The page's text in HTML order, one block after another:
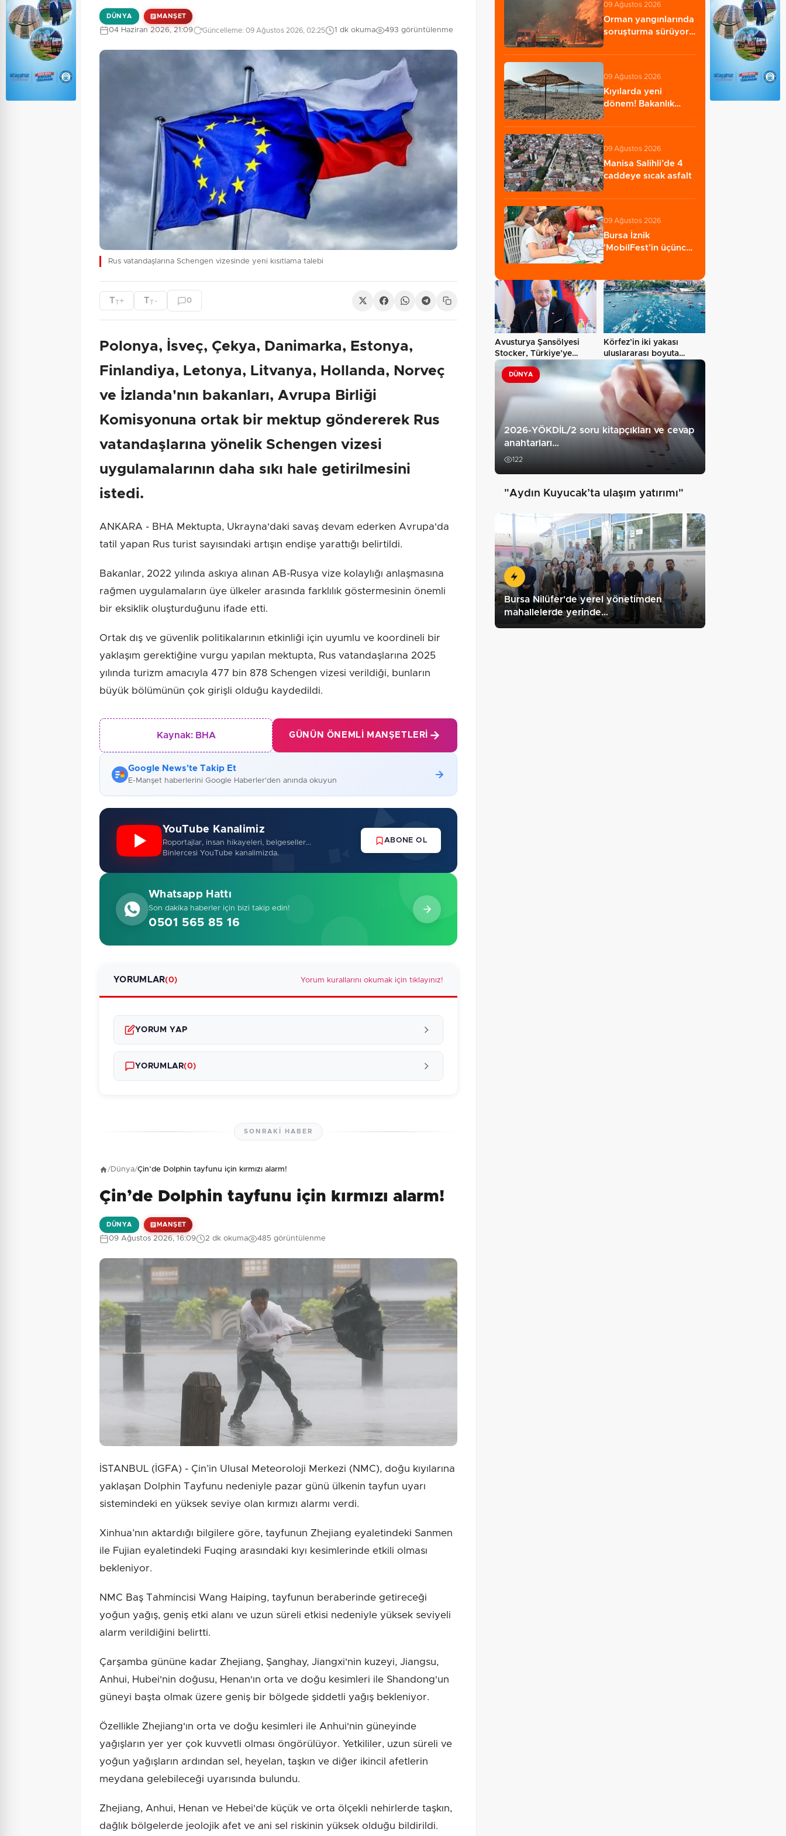
DÜNYA MANŞET
04 Haziran 2026, 21:09 Güncelleme: 09 Ağustos 2026, 02:25 1 dk okuma 493 görüntülenme
Rus vatandaşlarına Schengen vizesinde yeni kısıtlama talebi
TT+ TT - 0
Polonya, İsveç, Çekya, Danimarka, Estonya,
Finlandiya, Letonya, Litvanya, Hollanda, Norveç
ve İzlanda'nın bakanları, Avrupa Birliği
Komisyonuna ortak bir mektup göndererek Rus
vatandaşlarına yönelik Schengen vizesi
uygulamalarının daha sıkı hale getirilmesini
istedi.
ANKARA - BHA Mektupta, Ukrayna'daki savaş devam ederken Avrupa'da
tatil yapan Rus turist sayısındaki artışın endişe yarattığı belirtildi.
Bakanlar, 2022 yılında askıya alınan AB-Rusya vize kolaylığı anlaşmasına
rağmen uygulamaların üye ülkeler arasında farklılık göstermesinin önemli
bir eksiklik oluşturduğunu ifade etti.
Ortak dış ve güvenlik politikalarının etkinliği için uyumlu ve koordineli bir
yaklaşım gerektiğine vurgu yapılan mektupta, Rus vatandaşlarına 2025
yılında turizm amacıyla 477 bin 878 Schengen vizesi verildiği, bunların
büyük bölümünün çok girişli olduğu kaydedildi.
Kaynak: BHA GÜNÜN ÖNEMLI MANŞETLERI
Google News'te Takip Et
E-Manşet haberlerini Google Haberler'den anında okuyun
YouTube Kanalimiz
Roportajlar, insan hikayeleri, belgeseller...
Binlercesi YouTube kanalimizda.
ABONE OL
Whatsapp Hattı
Son dakika haberler için bizi takip edin!
0501 565 85 16
YORUMLAR(0) Yorum kurallarını okumak için tıklayınız!
YORUM YAP
Güvenlik Sorusu: 10 + 7 = ? Gönder
YORUMLAR(0)
SONRAKI HABER
/Dünya/Çin’de Dolphin tayfunu için kırmızı alarm!
Çin’de Dolphin tayfunu için kırmızı alarm!
DÜNYA MANŞET
09 Ağustos 2026, 16:09 2 dk okuma 485 görüntülenme
İSTANBUL (İGFA) - Çin’in Ulusal Meteoroloji Merkezi (NMC), doğu kıyılarına
yaklaşan Dolphin Tayfunu nedeniyle pazar günü ülkenin tayfun uyarı
sistemindeki en yüksek seviye olan kırmızı alarmı verdi.
Xinhua’nın aktardığı bilgilere göre, tayfunun Zhejiang eyaletindeki Sanmen
ile Fujian eyaletindeki Fuqing arasındaki kıyı kesimlerinde etkili olması
bekleniyor.
NMC Baş Tahmincisi Wang Haiping, tayfunun beraberinde getireceği
yoğun yağış, geniş etki alanı ve uzun süreli etkisi nedeniyle yüksek seviyeli
alarm verildiğini belirtti.
Çarşamba gününe kadar Zhejiang, Şanghay, Jiangxi'nin kuzeyi, Jiangsu,
Anhui, Hubei'nin doğusu, Henan'ın orta ve doğu kesimleri ile Shandong'un
güneyi başta olmak üzere geniş bir bölgede şiddetli yağış bekleniyor.
Özellikle Zhejiang'ın orta ve doğu kesimleri ile Anhui'nin güneyinde
yağışların yer yer çok kuvvetli olması öngörülüyor. Yetkililer, uzun süreli ve
yoğun yağışların ardından sel, heyelan, taşkın ve diğer ikincil afetlerin
meydana gelebileceği uyarısında bulundu.
Zhejiang, Anhui, Henan ve Hebei'de küçük ve orta ölçekli nehirlerde taşkın,
dağlık bölgelerde jeolojik afet ve ani sel riskinin yüksek olduğu bildirildi.
09 Ağustos 2026
Orman yangınlarında
soruşturma sürüyor..
09 Ağustos 2026
Kıyılarda yeni
dönem! Bakanlık
devrede…
09 Ağustos 2026
Manisa Salihli’de 4
caddeye sıcak asfalt
09 Ağustos 2026
Bursa İznik
'MobilFest'in üçüncü
Avusturya Şansölyesi
Stocker, Türkiye’ye
geliyor
Körfez’in iki yakası
uluslararası boyuta
taşınıyor
DÜNYA
2026-YÖKDİL/2 soru kitapçıkları ve cevap
anahtarları…
122
"Aydın Kuyucak’ta ulaşım yatırımı"
Bursa Nilüfer'de yerel yönetimden
mahallelerde yerinde…